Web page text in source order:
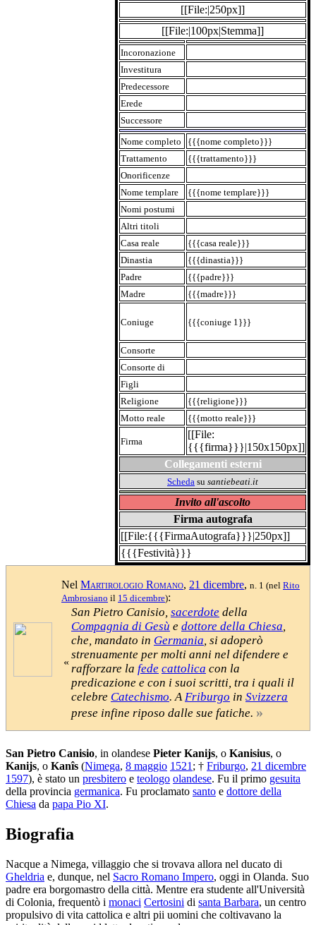
[[File:|250px]]
[[File:|100px|Stemma]]
Incoronazione
Investitura
Predecessore
Erede
Successore
Nome completo
{{{nome completo}}}
Trattamento
{{{trattamento}}}
Onorificenze
Nome templare
{{{nome templare}}}
Nomi postumi
Altri titoli
Casa reale
{{{casa reale}}}
Dinastia
{{{dinastia}}}
Padre
{{{padre}}}
Madre
{{{madre}}}
Coniuge {{{coniuge 1}}}
Consorte
Consorte di
Figli
Religione
{{{religione}}}
Motto reale
{{{motto reale}}}
Firma
[[File:
{{{firma}}}|150x150px]]
Collegamenti esterni
Scheda su santiebeati.it
Invito all'ascolto
Firma autografa
[[File:{{{FirmaAutografa}}}|250px]]
{{{Festività}}}
Nel Martirologio Romano, 21 dicembre, n. 1 (nel Rito
Ambrosiano il 15 dicembre):
«
San Pietro Canisio, sacerdote della
Compagnia di Gesù e dottore della Chiesa
che, mandato in Germania , si adoperò
strenuamente per molti anni nel difendere e
rafforzare la fede cattolica con la
predicazione e con i suoi scritti, tra i quali il
celebre Catechismo. A Friburgo in Svizzera
prese infine riposo dalle sue fatiche. »
San Pietro Canisio, in olandese Pieter Kanijs, o Kanisius, o
Kanijs, o Kanîs (Nimega, 8 maggio 1521 ; † Friburgo, 21 dicembre
1597), è stato un presbitero e teologo olandese. Fu il primo gesuita
della provincia germanica. Fu proclamato santo e dottore della
Chiesa da papa Pio XI.
Biografia
Nacque a Nimega, villaggio che si trovava allora nel ducato di
Gheldria e, dunque, nel Sacro Romano Impero, oggi in Olanda. Suo
padre era borgomastro della città. Mentre era studente all'Università
di Colonia, frequentò i monaci Certosini di santa Barbara, un centro
propulsivo di vita cattolica e altri pii uomini che coltivavano la